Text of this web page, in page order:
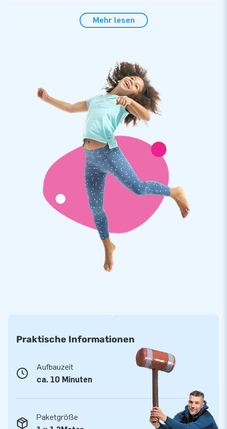
Entspannen Sie sich in Ihrem transparenten
hervorragender Qualität. Es wird mit allem geliefert, was Sie
für die Einrichtung benötigen, einschließlich eines internen
Gebläses. Und die Einrichtung ist sehr schnell und einfach.
Ideal oder? Treten Sie ein in dieses aufblasbare Blasenzelt
und entspannen Sie sich. Sie werden sehen: Es ist gut, in
seiner eigenen Blase zu sein.
JB Hüpfburg: der beste Service und die beste
JB Hüpfburg ist ein Hersteller von Hüpfburgen und anderen
Attraktionen. Unsere aufblasbaren Blasenzelte und andere
Artikel werden in mehr als 75 Länder exportiert. Wir arbeiten
nur mit den besten Leuten und Materialien. Und auch für den
besten Service sind Sie bei uns an der richtigen Adresse.
Selbstverständlich erhalten Sie auf Ihr aufblasbares
transparentes Kuppelzelt eine Garantie. Wenn etwas nicht
Mehr lesen
Praktische Informationen
Aufbauzeit
ca. 10 Minuten
Paketgröße